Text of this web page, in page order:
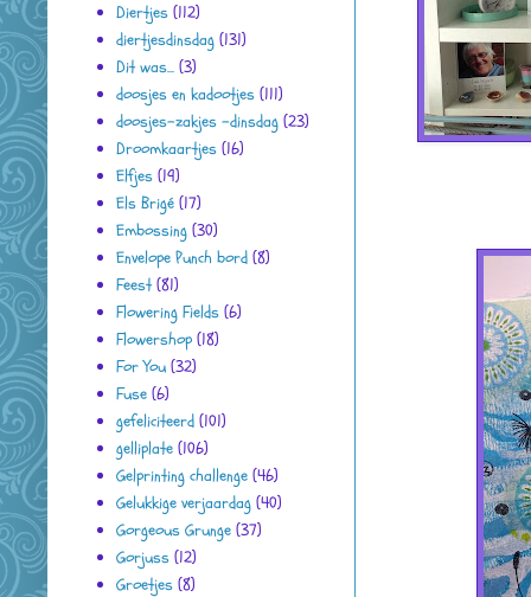
Diertjes (112)
diertjesdinsdag (131)
Dit was... (3)
doosjes en kadootjes (111)
doosjes-zakjes -dinsdag (23)
Droomkaartjes (16)
Elfjes (19)
Els Brigé (17)
Embossing (30)
Envelope Punch bord (8)
Feest (81)
Flowering Fields (6)
Flowershop (18)
For You (32)
Fuse (6)
gefeliciteerd (101)
gelliplate (106)
Gelprinting challenge (46)
Gelukkige verjaardag (40)
Gorgeous Grunge (37)
Gorjuss (12)
Groetjes (8)